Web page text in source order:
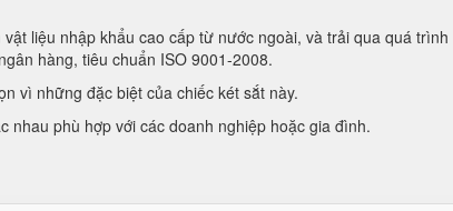
liệu nhập khẩu cao cấp từ nước ngoài, và trải qua quá trình
hàng, tiêu chuẩn ISO 9001-2008.
vì những đặc biệt của chiếc két sắt này.
phù hợp với các doanh nghiệp hoặc gia đình.